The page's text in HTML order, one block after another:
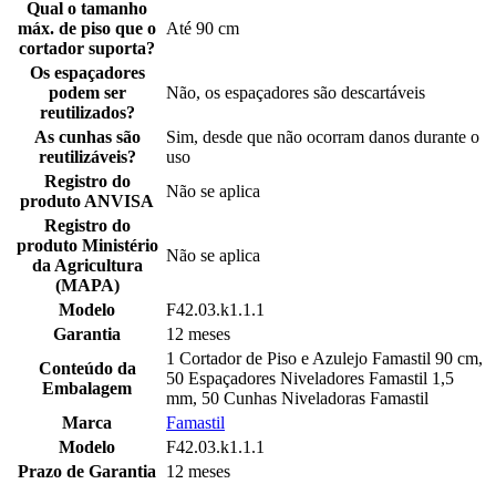
Qual o tamanho
máx. de piso que o
cortador suporta?
Até 90 cm
Os espaçadores
podem ser
reutilizados?
Não, os espaçadores são descartáveis
As cunhas são
reutilizáveis?
Sim, desde que não ocorram danos durante o
uso
Registro do
produto ANVISA
Não se aplica
Registro do
produto Ministério
da Agricultura
(MAPA)
Não se aplica
Modelo
F42.03.k1.1.1
Garantia
12 meses
Conteúdo da
Embalagem
1 Cortador de Piso e Azulejo Famastil 90 cm,
50 Espaçadores Niveladores Famastil 1,5
mm, 50 Cunhas Niveladoras Famastil
Marca
Famastil
Modelo
F42.03.k1.1.1
Prazo de Garantia
12 meses